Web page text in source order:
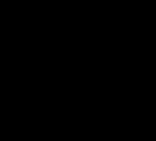
إلى تضرر عدد من رؤوس القطيع، إلى
للأسر المتضررة، في ظل فقدان
مع الوضع، حيث تم توجيه مسؤولين
على مستوى المزروعات أو القطيع
بها.